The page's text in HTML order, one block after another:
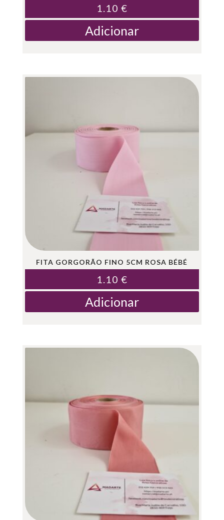
1.10 €
Adicionar
FITA GORGORÃO FINO 5CM ROSA BÉBÉ
1.10 €
Adicionar